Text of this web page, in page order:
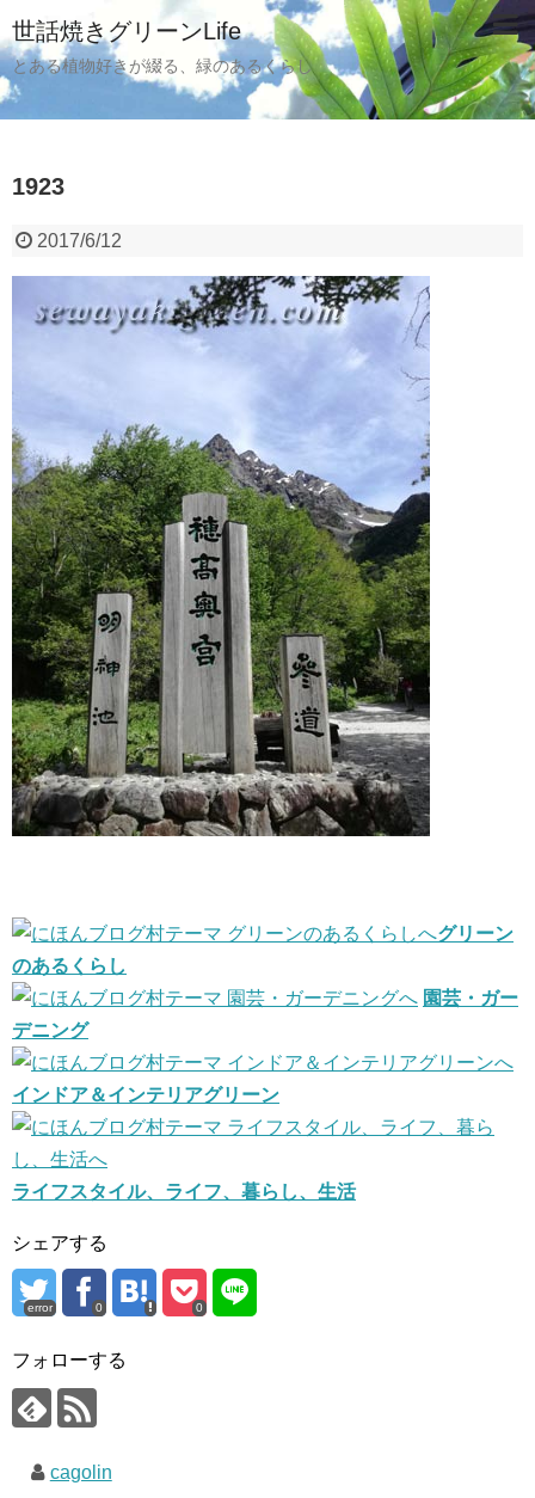
世話焼きグリーンLife
とある植物好きが綴る、緑のあるくらし
1923
2017/6/12
グリーン
のあるくらし
園芸・ガー
デニング
インドア＆インテリアグリーン
ライフスタイル、ライフ、暮らし、生活
シェアする
error 0 0
フォローする
cagolin